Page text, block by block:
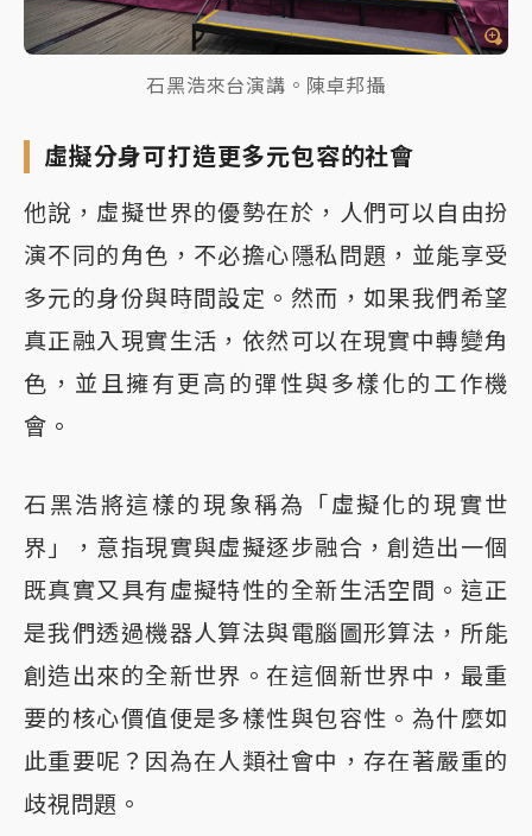
石黑浩來台演講。陳卓邦攝
虛擬分身可打造更多元包容的社會
他說，虛擬世界的優勢在於，人們可以自由扮
演不同的角色，不必擔心隱私問題，並能享受
多元的身份與時間設定。然而，如果我們希望
真正融入現實生活，依然可以在現實中轉變角
色，並且擁有更高的彈性與多樣化的工作機
會。
石黑浩將這樣的現象稱為「虛擬化的現實世
界」，意指現實與虛擬逐步融合，創造出一個
既真實又具有虛擬特性的全新生活空間。這正
是我們透過機器人算法與電腦圖形算法，所能
創造出來的全新世界。在這個新世界中，最重
要的核心價值便是多樣性與包容性。為什麼如
此重要呢？因為在人類社會中，存在著嚴重的
歧視問題。